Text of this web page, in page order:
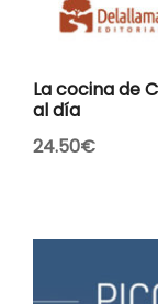
La cocina de
al día
24.50€